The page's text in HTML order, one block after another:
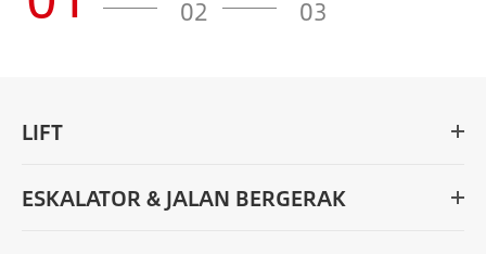
02 03
LIFT
ESKALATOR & JALAN BERGERAK